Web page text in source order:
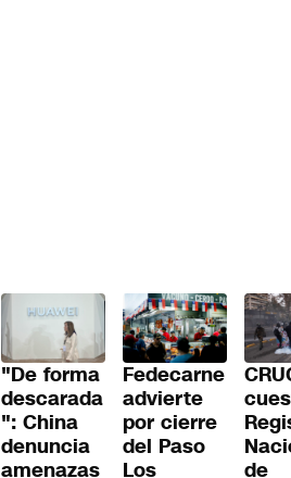
"De forma
descarada
": China
denuncia
amenazas
Fedecarne
advierte
por cierre
del Paso
Los
de